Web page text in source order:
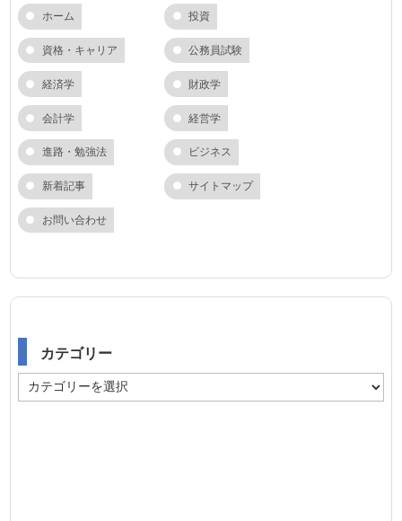
ホーム 投資
資格・キャリア 公務員試験
経済学 財政学
会計学 経営学
進路・勉強法 ビジネス
新着記事 サイトマップ
お問い合わせ
カテゴリー
テ